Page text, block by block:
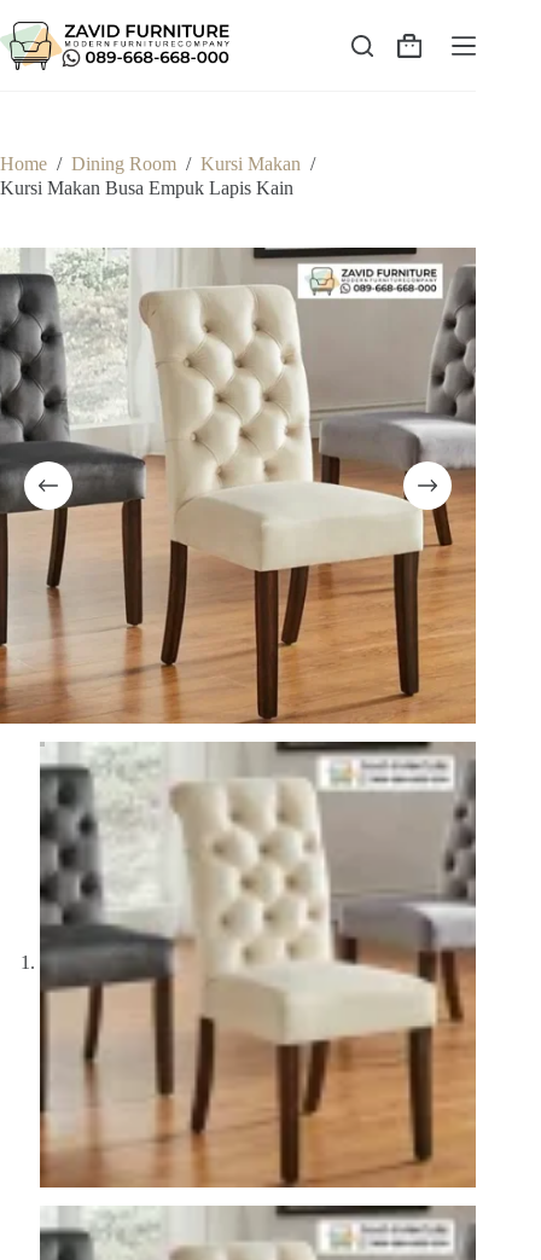
to
content
Shopping
Home / Dining Room / Kursi Makan /
Kursi Makan Busa Empuk Lapis Kain